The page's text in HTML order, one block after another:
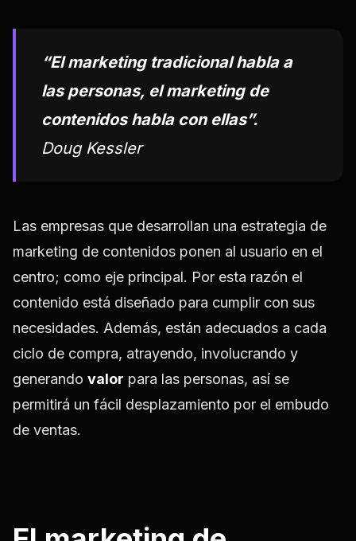
“El marketing tradicional habla a
las personas, el marketing de
contenidos habla con ellas”.
Doug Kessler
Las empresas que desarrollan una estrategia de
marketing de contenidos ponen al usuario en el
centro; como eje principal. Por esta razón el
contenido está diseñado para cumplir con sus
necesidades. Además, están adecuados a cada
ciclo de compra, atrayendo, involucrando y
generando valor para las personas, así se
permitirá un fácil desplazamiento por el embudo
de ventas.